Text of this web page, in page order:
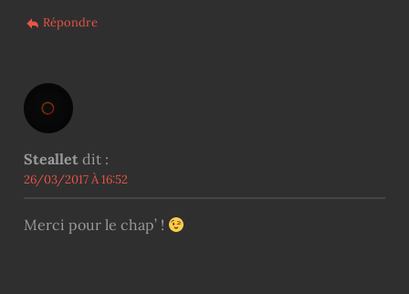
Répondre
Steallet dit :
26/03/2017 À 16:52
Merci pour le chap’ !